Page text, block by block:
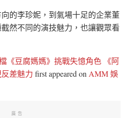
的李珍妮，到氣場十足的企業董
然不同的演技魅力，也讓觀眾看
《豆腐媽媽》挑戰失憶角色 《阿
差魅力 first appeared on AMM 娛
廣告